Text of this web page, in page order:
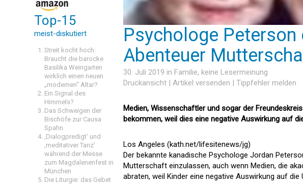
Top-15
meist-diskutiert
Streit kocht hoch:
Braucht die barocke
Basilika Weingarten
wirklich einen neuen
„modernen“ Altar?
Ein Signal des
Himmels?
Das Schweigen der
Bischöfe zur Causa
Spahn
‚Dialogpredigt‘ und
‚meditativer Tanz’
während der Messe
zum Magdalenenfest in
München
Die Liturgie: das Gebet
Psychologe
Abenteuer
30. Juli 2019 in Familie, keine Lesermeinung
Druckansicht | Artikel versenden | Tippfehler melden
Medien, Wissenschaftler und sogar der
bekommen, weil dies eine negative Auswirkung auf
Los Angeles (kath.net/lifesitenews/jg)
Der bekannte kanadische Psychologe Jordan
Mutterschaft einzulassen, auch wenn Medien, die
abraten, weil Kinder eine negative Auswirkung auf die